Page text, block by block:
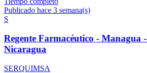
Publicado hace 3 semana(s)
S
Regente Farmacéutico - Managua
Nicaragua
SERQUIMSA